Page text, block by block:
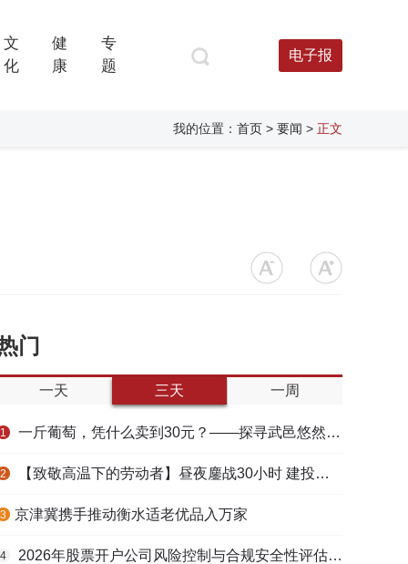
文
化
健
康
专
题
电子报
我的位置： 首页 > 要闻 > 正文
门
一天 三天 一周
1 一斤葡萄，凭什么卖到30元？——探寻武邑悠然生态农庄的“高价密码”
2 【致敬高温下的劳动者】昼夜鏖战30小时 建投衡水水务紧急抢修保民生用水
3 ​京津冀携手推动衡水适老优品入万家
4 2026年股票开户公司风险控制与合规安全性评估：投资者保护机制哪家靠谱？